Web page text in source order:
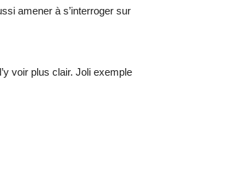
amener à s’interroger sur
voir plus clair. Joli exemple